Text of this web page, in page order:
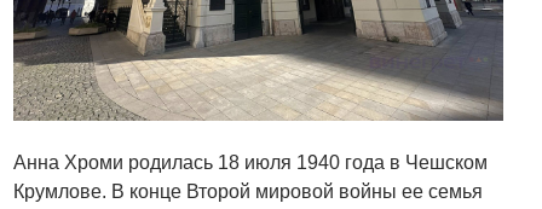
Анна Хроми родилась 18 июля 1940 года в Чешском
Крумлове. В конце Второй мировой войны ее семья